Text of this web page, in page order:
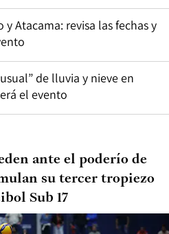
Atacama: revisa las fechas y
de lluvia y nieve en
el evento
ante el poderío de
su tercer tropiezo
Sub 17